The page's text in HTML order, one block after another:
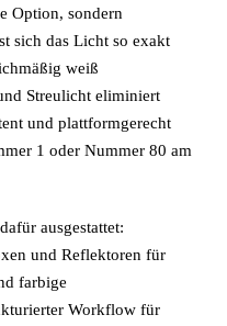
Option, sondern
sich das Licht so exakt
weiß
Streulicht eliminiert
und plattformgerecht
1 oder Nummer 80 am
ausgestattet:
und Reflektoren für
farbige
Workflow für